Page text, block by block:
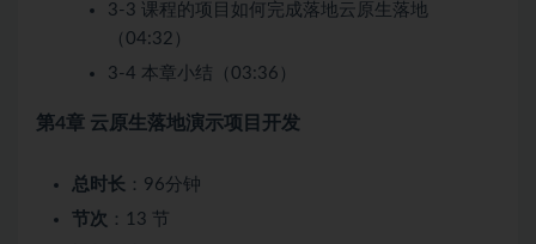
3-3 课程的项目如何完成落地云原生落地
（04:32）
3-4 本章小结（03:36）
第4章 云原生落地演示项目开发
总时长 ：96分钟
节次 ：13 节